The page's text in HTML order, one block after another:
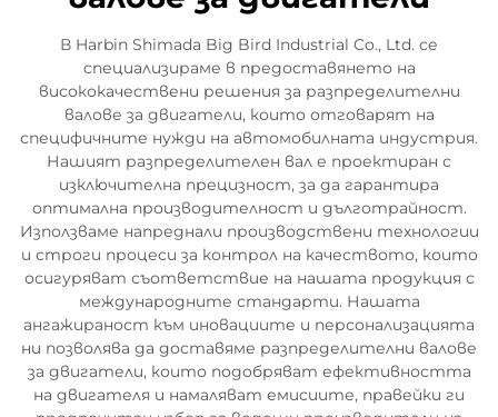
В Harbin Shimada Big Bird Industrial Co., Ltd. се
специализираме в предоставянето на
висококачествени решения за разпределителни
валове за двигатели, които отговарят на
специфичните нужди на автомобилната индустрия.
Нашият разпределителен вал е проектиран с
изключителна прецизност, за да гарантира
оптимална производителност и дълготрайност.
Използваме напреднали производствени технологии
и строги процеси за контрол на качеството, които
осигуряват съответствие на нашата продукция с
международните стандарти. Нашата
ангажираност към иновациите и персонализацията
ни позволява да доставяме разпределителни валове
за двигатели, които подобряват ефективността
на двигателя и намаляват емисиите, правейки ги